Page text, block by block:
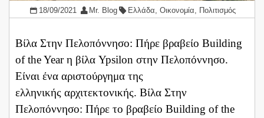
18/09/2021 Mr. Blog Ελλάδα ,Οικονομία Πολιτισμός
Βίλα Στην Πελοπόννησο: Πήρε βραβείο Building
of the Year η βίλα Ypsilon στην Πελοπόννησο.
Είναι ένα αριστούργημα της
ελληνικής αρχιτεκτονικής. Βίλα Στην
Πελοπόννησο: Πήρε το βραβείο Βuilding of the